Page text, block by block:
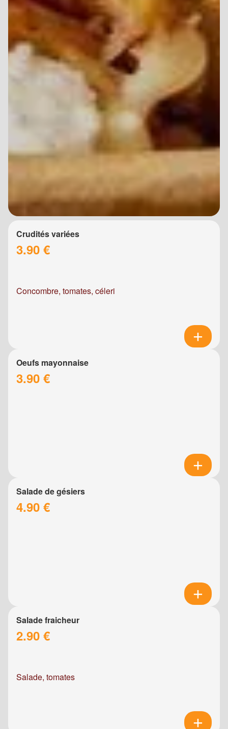
Crudités variées
3.90 €
Concombre, tomates, céleri
Oeufs mayonnaise
3.90 €
Salade de gésiers
4.90 €
Salade fraicheur
2.90 €
Salade, tomates